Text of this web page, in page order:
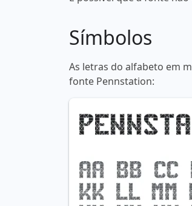
Símbolos
As letras do alfabeto em
fonte Pennstation: